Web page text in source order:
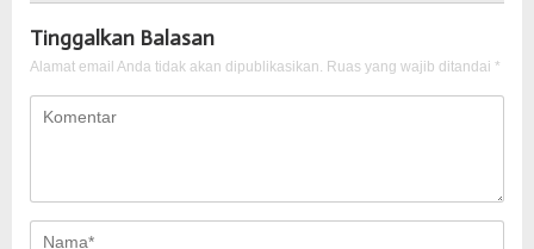
Tinggalkan Balasan
Alamat email Anda tidak akan dipublikasikan. Ruas yang wajib ditandai *